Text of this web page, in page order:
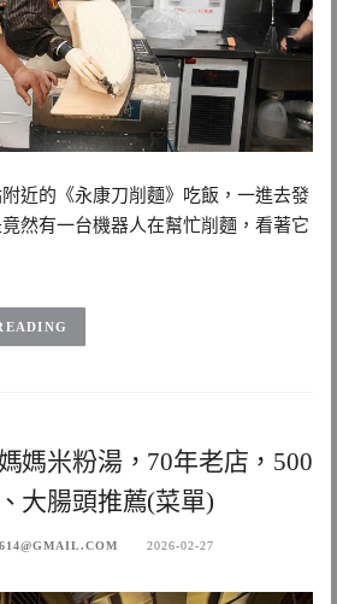
近的《永康刀削麵》吃飯，一進去發
然有一台機器人在幫忙削麵，看著它
媽米粉湯，70年老店，500
大腸頭推薦(菜單)
2026-02-27